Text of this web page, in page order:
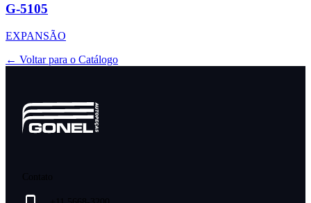
G-5105
EXPANSÃO
← Voltar para o Catálogo